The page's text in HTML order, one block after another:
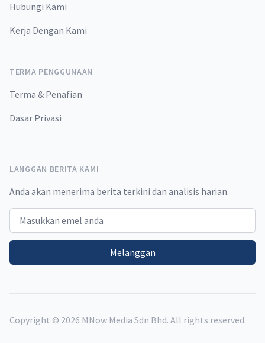
Hubungi Kami
Kerja Dengan Kami
TERMA PENGGUNAAN
Terma & Penafian
Dasar Privasi
LANGGAN BERITA KAMI
Anda akan menerima berita terkini dan analisis harian.
Email address
Melanggan
Copyright © 2026 MNow Media Sdn Bhd. All rights reserved.